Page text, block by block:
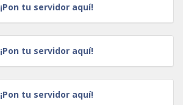
¡Pon tu servidor aquí!
¡Pon tu servidor aquí!
¡Pon tu servidor aquí!